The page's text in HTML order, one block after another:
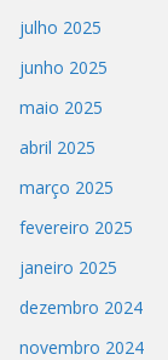
julho 2025
junho 2025
maio 2025
abril 2025
março 2025
fevereiro 2025
janeiro 2025
dezembro 2024
novembro 2024